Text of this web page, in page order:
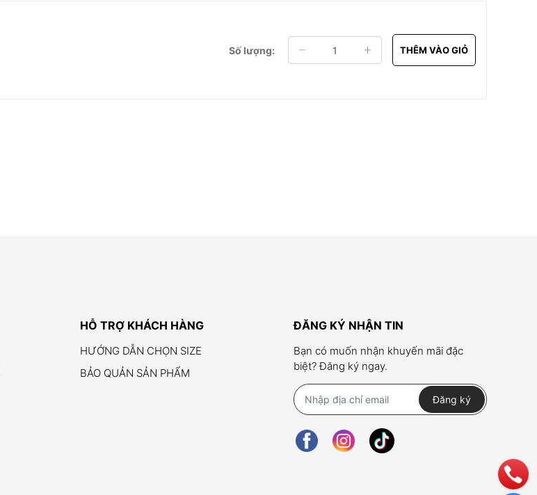
Số lượng: THÊM VÀO GIỎ
HỖ TRỢ KHÁCH HÀNG
HƯỚNG DẪN CHỌN SIZE
BẢO QUẢN SẢN PHẨM
ĐĂNG KÝ NHẬN TIN
Bạn có muốn nhận khuyến mãi đặc
biệt? Đăng ký ngay.
Đăng ký